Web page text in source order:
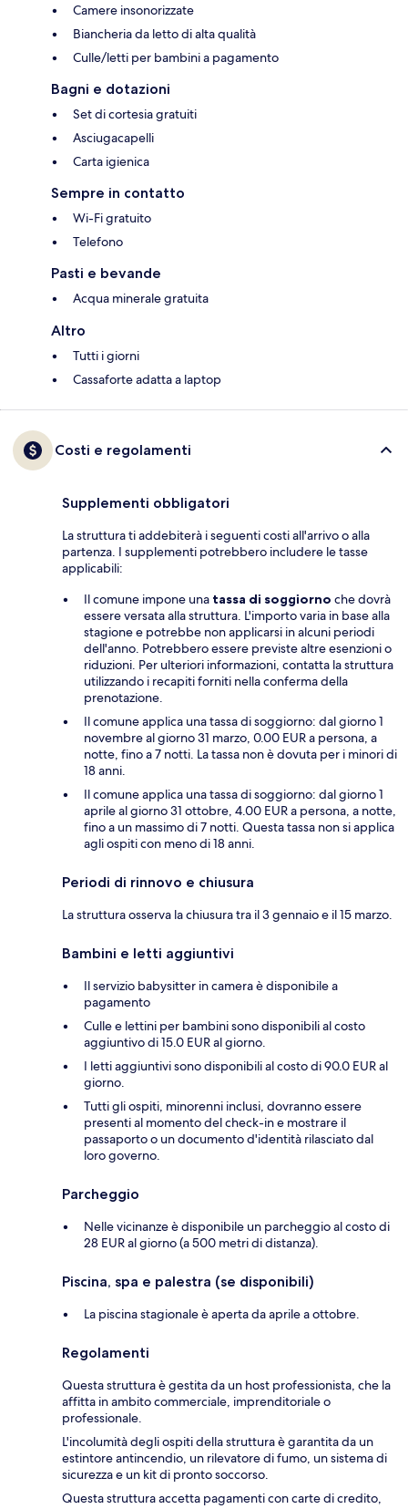
Camere insonorizzate
Biancheria da letto di alta qualità
Culle/letti per bambini a pagamento
Bagni e dotazioni
Set di cortesia gratuiti
Asciugacapelli
Carta igienica
Sempre in contatto
Wi-Fi gratuito
Telefono
Pasti e bevande
Acqua minerale gratuita
Altro
Tutti i giorni
Cassaforte adatta a laptop
Costi e regolamenti
Supplementi obbligatori
La struttura ti addebiterà i seguenti costi all'arrivo o alla
partenza. I supplementi potrebbero includere le tasse
applicabili:
Il comune impone una tassa di soggiorno che dovrà
essere versata alla struttura. L'importo varia in base alla
stagione e potrebbe non applicarsi in alcuni periodi
dell'anno. Potrebbero essere previste altre esenzioni o
riduzioni. Per ulteriori informazioni, contatta la struttura
utilizzando i recapiti forniti nella conferma della
prenotazione.
Il comune applica una tassa di soggiorno: dal giorno 1
novembre al giorno 31 marzo, 0.00 EUR a persona, a
notte, fino a 7 notti. La tassa non è dovuta per i minori di
18 anni.
Il comune applica una tassa di soggiorno: dal giorno 1
aprile al giorno 31 ottobre, 4.00 EUR a persona, a notte,
fino a un massimo di 7 notti. Questa tassa non si applica
agli ospiti con meno di 18 anni.
Periodi di rinnovo e chiusura
La struttura osserva la chiusura tra il 3 gennaio e il 15 marzo.
Bambini e letti aggiuntivi
Il servizio babysitter in camera è disponibile a
pagamento
Culle e lettini per bambini sono disponibili al costo
aggiuntivo di 15.0 EUR al giorno.
I letti aggiuntivi sono disponibili al costo di 90.0 EUR al
giorno.
Tutti gli ospiti, minorenni inclusi, dovranno essere
presenti al momento del check-in e mostrare il
passaporto o un documento d'identità rilasciato dal
loro governo.
Parcheggio
Nelle vicinanze è disponibile un parcheggio al costo di
28 EUR al giorno (a 500 metri di distanza).
Piscina, spa e palestra (se disponibili)
La piscina stagionale è aperta da aprile a ottobre.
Regolamenti
Questa struttura è gestita da un host professionista, che la
affitta in ambito commerciale, imprenditoriale o
professionale.
L'incolumità degli ospiti della struttura è garantita da un
estintore antincendio, un rilevatore di fumo, un sistema di
sicurezza e un kit di pronto soccorso.
Questa struttura accetta pagamenti con carte di credito,